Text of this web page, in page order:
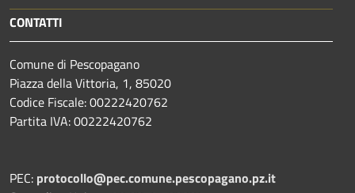
CONTATTI
Comune di Pescopagano
Piazza della Vittoria, 1, 85020
Codice Fiscale: 00222420762
Partita IVA: 00222420762
PEC: protocollo@pec.comune.pescopagano.pz.it